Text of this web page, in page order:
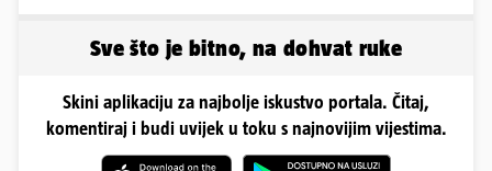
Sve što je bitno, na dohvat ruke
Skini aplikaciju za najbolje iskustvo portala. Čitaj,
komentiraj i budi uvijek u toku s najnovijim vijestima.